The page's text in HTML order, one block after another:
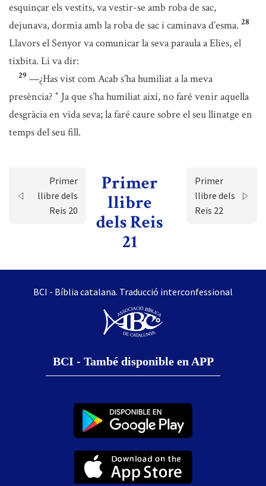
esquinçar els vestits, va vestir-se amb roba de sac,
dejunava, dormia amb la roba de sac i caminava d’esma. 28
Llavors el Senyor va comunicar la seva paraula a Elies, el
tixbita. Li va dir:
29 —¿Has vist com Acab s’ha humiliat a la meva
presència? * Ja que s’ha humiliat així, no faré venir aquella
desgràcia en vida seva; la faré caure sobre el seu llinatge en
temps del seu fill.
Primer
llibre dels
Reis 20
Primer
llibre
dels Reis
21
Primer
llibre dels
Reis 22
BCI - Bíblia catalana. Traducció interconfessional
BCI - També disponible en APP